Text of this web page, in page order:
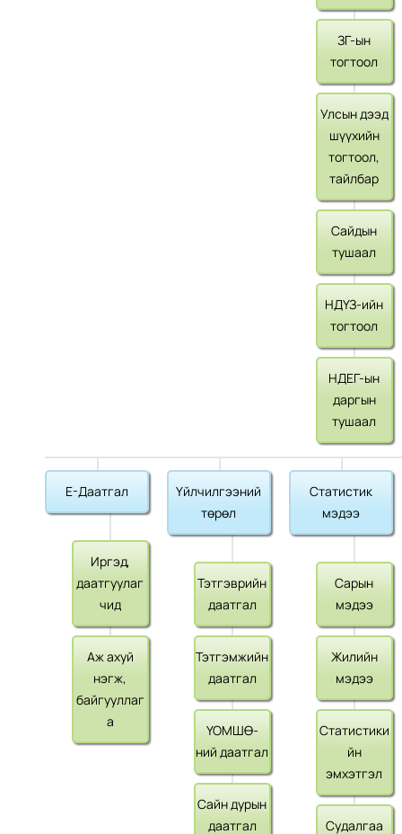
ЗГ-ын
тогтоол
Улсын дээд
шүүхийн
тогтоол,
тайлбар
Сайдын
тушаал
НДҮЗ-ийн
тогтоол
НДЕГ-ын
даргын
тушаал
Е-Даатгал
Иргэд,
даатгуулаг
чид
Аж ахуй
нэгж,
байгууллаг
а
Үйлчилгээний
төрөл
Тэтгэврийн
даатгал
Тэтгэмжийн
даатгал
ҮОМШӨ-
ний даатгал
Сайн дурын
даатгал
Статистик
мэдээ
Сарын
мэдээ
Жилийн
мэдээ
Статистики
йн
эмхэтгэл
Судалгаа